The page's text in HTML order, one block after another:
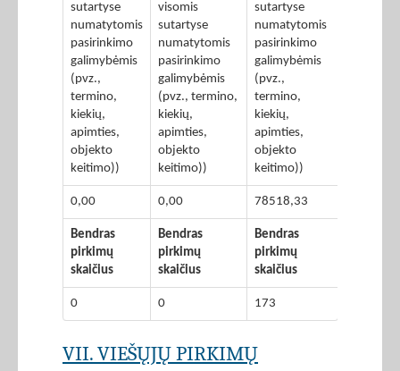
sutartyse
numatytomis
pasirinkimo
galimybėmis
(pvz.,
termino,
kiekių,
apimties,
objekto
keitimo))
visomis
sutartyse
numatytomis
pasirinkimo
galimybėmis
(pvz., termino,
kiekių,
apimties,
objekto
keitimo))
sutartyse
numatytomis
pasirinkimo
galimybėmis
(pvz.,
termino,
kiekių,
apimties,
objekto
keitimo))
0,00 0,00 78518,33
Bendras
pirkimų
skaičius
Bendras
pirkimų
skaičius
Bendras
pirkimų
skaičius
0 0 173
VII. VIEŠŲJŲ PIRKIMŲ